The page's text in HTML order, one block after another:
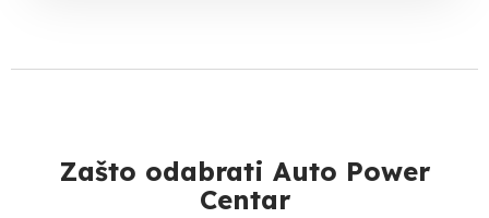
Zašto odabrati Auto Power
Centar